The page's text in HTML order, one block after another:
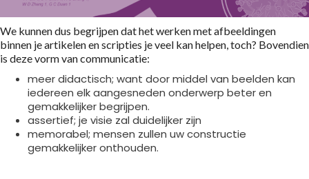
We kunnen dus begrijpen dat het werken met afbeeldingen
binnen je artikelen en scripties je veel kan helpen, toch? Bovendien
is deze vorm van communicatie:
meer didactisch; want door middel van beelden kan
iedereen elk aangesneden onderwerp beter en
gemakkelijker begrijpen.
assertief; je visie zal duidelijker zijn
memorabel; mensen zullen uw constructie
gemakkelijker onthouden.